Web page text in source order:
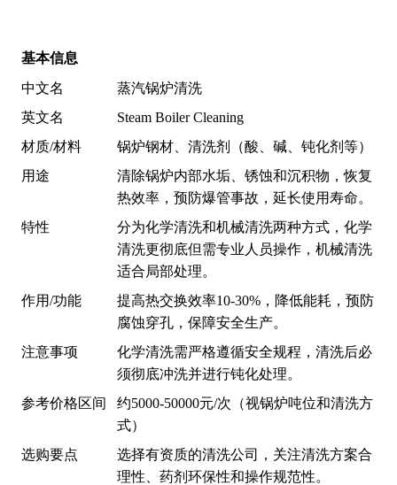
基本信息
中文名
蒸汽锅炉清洗
英文名
Steam Boiler Cleaning
材质/材料
锅炉钢材、清洗剂（酸、碱、钝化剂等）
用途
清除锅炉内部水垢、锈蚀和沉积物，恢复
热效率，预防爆管事故，延长使用寿命。
特性
分为化学清洗和机械清洗两种方式，化学
清洗更彻底但需专业人员操作，机械清洗
适合局部处理。
作用/功能
提高热交换效率10-30%，降低能耗，预防
腐蚀穿孔，保障安全生产。
注意事项
化学清洗需严格遵循安全规程，清洗后必
须彻底冲洗并进行钝化处理。
参考价格区间
约5000-50000元/次（视锅炉吨位和清洗方
式）
选购要点
选择有资质的清洗公司，关注清洗方案合
理性、药剂环保性和操作规范性。